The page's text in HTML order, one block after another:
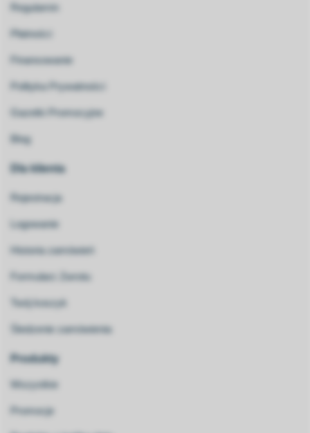
Regulamin
Płatności
Finansowanie
Polityka Prywatności
Gazetki Promocyjne
Blog
Dla klienta
Rejestracja
Logowanie
Historia zamówień
Formularz Zwrotu
Twój koszyk
Śledzenie zamówienia
Produkty
Wszystkie
Promocje